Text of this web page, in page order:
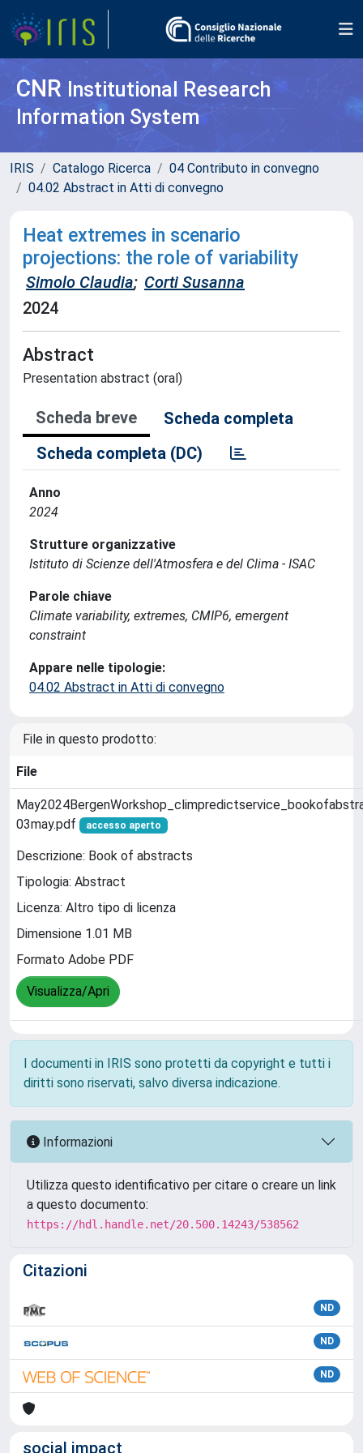
CNR Institutional Research
Information System
IRIS Catalogo Ricerca
04 Contributo in convegno
04.02 Abstract in Atti di convegno
Heat extremes in scenario
projections: the role of variability
Simolo Claudia; Corti Susanna
2024
Abstract
Presentation abstract (oral)
Scheda breve
Scheda completa
Scheda completa (DC)
Anno
2024
Strutture organizzative
Istituto di Scienze dell'Atmosfera e del Clima - ISAC
Parole chiave
Climate variability, extremes, CMIP6, emergent
constraint
Appare nelle tipologie:
04.02 Abstract in Atti di convegno
File in questo prodotto:
File
03may.pdf
accesso aperto
Descrizione: Book of abstracts
Tipologia: Abstract
Licenza: Altro tipo di licenza
Dimensione 1.01 MB
Formato Adobe PDF
Visualizza/Apri
I documenti in IRIS sono protetti da copyright e tutti i
diritti sono riservati, salvo diversa indicazione.
Informazioni
Utilizza questo identificativo per citare o creare un link
a questo documento:
https://hdl.handle.net/20.500.14243/538562
Citazioni
ND
ND
ND
social impact